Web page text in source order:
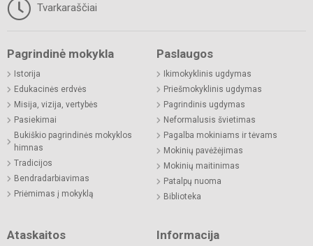
Tvarkaraščiai
Pagrindinė mokykla
Istorija
Edukacinės erdvės
Misija, vizija, vertybės
Pasiekimai
Bukiškio pagrindinės mokyklos
himnas
Tradicijos
Bendradarbiavimas
Priėmimas į mokyklą
Paslaugos
Ikimokyklinis ugdymas
Priešmokyklinis ugdymas
Pagrindinis ugdymas
Neformalusis švietimas
Pagalba mokiniams ir tėvams
Mokinių pavėžėjimas
Mokinių maitinimas
Patalpų nuoma
Biblioteka
Ataskaitos Informacija